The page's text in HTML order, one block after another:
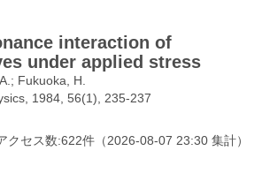
interaction of
under applied stress
Fukuoka, H.
1984, 56(1), 235-237
クセス数:622件 （2026-08-07 23:30 集計）